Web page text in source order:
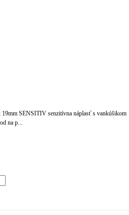
SENSITIV senzitívna náplasť s vankúšikom
na p...